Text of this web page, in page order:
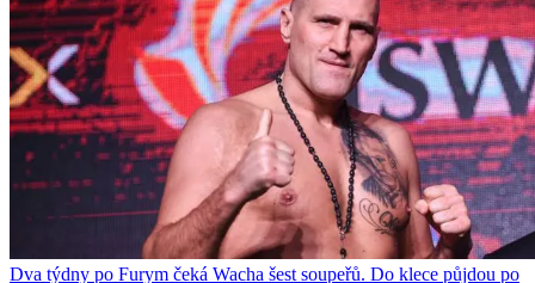
Dva týdny po Furym čeká Wacha šest soupeřů. Do klece půjdou po